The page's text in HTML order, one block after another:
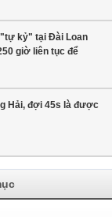
"tự kỷ" tại Đài Loan
giờ liên tục để
Hải, đợi 45s là được